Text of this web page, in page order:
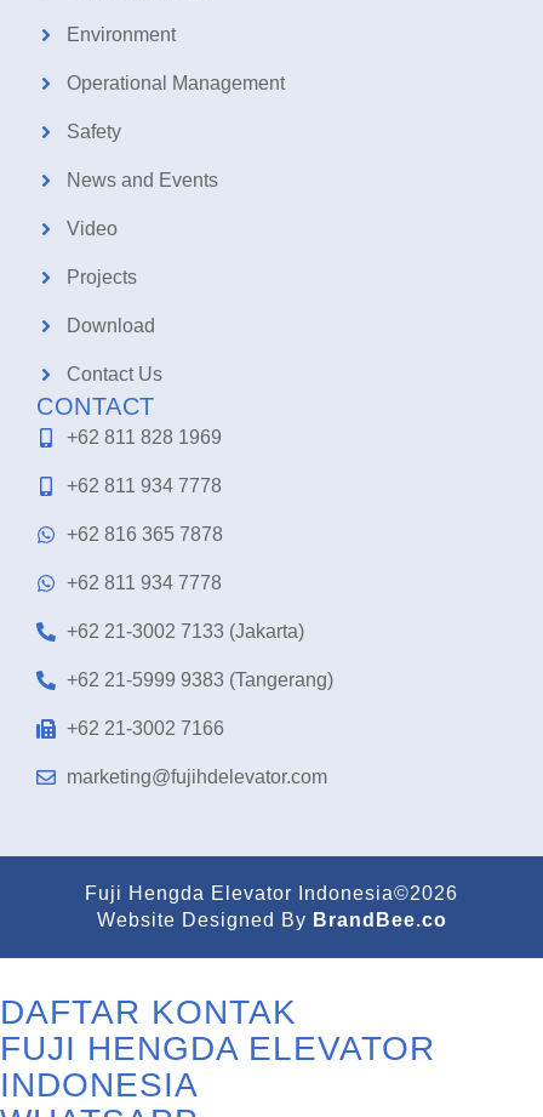
Environment
Operational Management
Safety
News and Events
Video
Projects
Download
Contact Us
CONTACT
+62 811 828 1969
+62 811 934 7778
+62 816 365 7878
+62 811 934 7778
+62 21-3002 7133 (Jakarta)
+62 21-5999 9383 (Tangerang)
+62 21-3002 7166
marketing@fujihdelevator.com
Fuji Hengda Elevator Indonesia©2026
Website Designed By BrandBee.co
DAFTAR KONTAK
FUJI HENGDA ELEVATOR
INDONESIA